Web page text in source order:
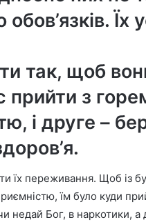
обов’язків. Їх
так, щоб
прийти з
і друге –
їх переживання. Щоб із
їм було куди
недай Бог, в наркотики, а